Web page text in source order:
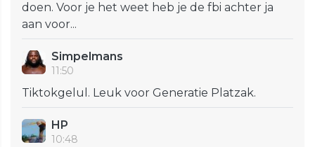
doen. Voor je het weet heb je de fbi achter ja
aan voor...
Simpelmans
11:50
Tiktokgelul. Leuk voor Generatie Platzak.
HP
10:48